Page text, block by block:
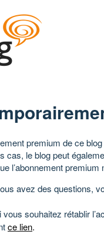
premium de ce
cas, le blog peut
l’abonnement premium
avez des questions,
vous souhaitez rétablir
ce lien.